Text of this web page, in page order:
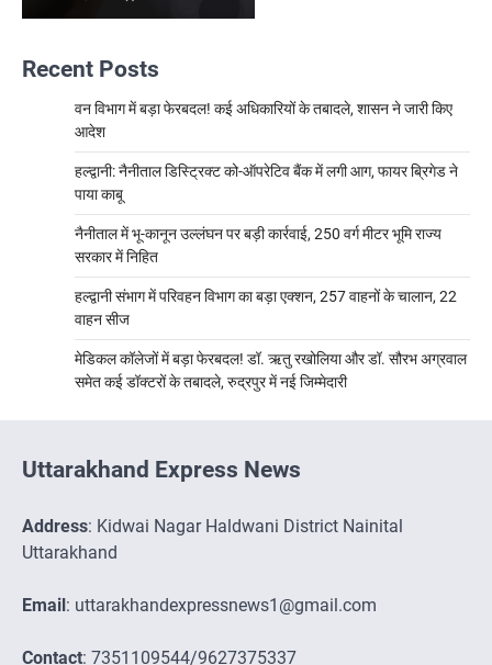
Recent Posts
वन विभाग में बड़ा फेरबदल! कई अधिकारियों के तबादले, शासन ने जारी किए
आदेश
हल्द्वानी: नैनीताल डिस्ट्रिक्ट को-ऑपरेटिव बैंक में लगी आग, फायर ब्रिगेड ने
पाया काबू
नैनीताल में भू-कानून उल्लंघन पर बड़ी कार्रवाई, 250 वर्ग मीटर भूमि राज्य
सरकार में निहित
हल्द्वानी संभाग में परिवहन विभाग का बड़ा एक्शन, 257 वाहनों के चालान, 22
वाहन सीज
मेडिकल कॉलेजों में बड़ा फेरबदल! डॉ. ऋतु रखोलिया और डॉ. सौरभ अग्रवाल
समेत कई डॉक्टरों के तबादले, रुद्रपुर में नई जिम्मेदारी
Uttarakhand Express News
Address: Kidwai Nagar Haldwani District Nainital
Uttarakhand
Email: uttarakhandexpressnews1@gmail.com
Contact: 7351109544/9627375337